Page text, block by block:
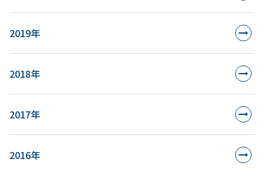
2019年
2018年
2017年
2016年